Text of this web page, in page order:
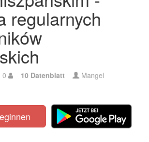
regularnych
0 10 Datenblatt Mangel